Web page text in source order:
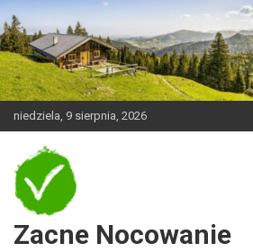
Skip
to
content
niedziela, 9 sierpnia, 2026
Zacne Nocowanie